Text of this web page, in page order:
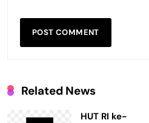
Related News
HUT RI ke-